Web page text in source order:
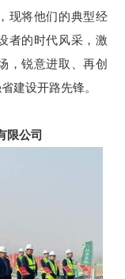
现将他们的典型经
者的时代风采，激
，锐意进取、再创
建设开路先锋。
限公司